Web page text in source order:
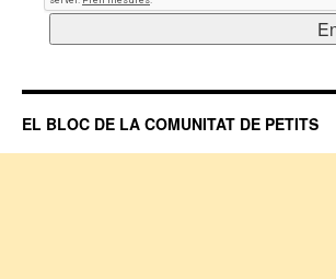
EL BLOC DE LA COMUNITAT DE PETITS